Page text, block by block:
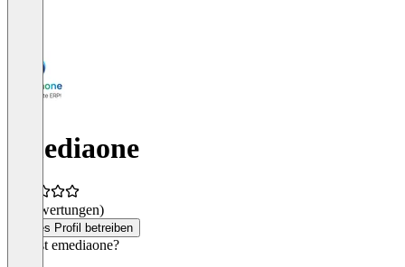
emediaone
(0 Bewertungen)
Dieses Profil betreiben
Was ist emediaone?